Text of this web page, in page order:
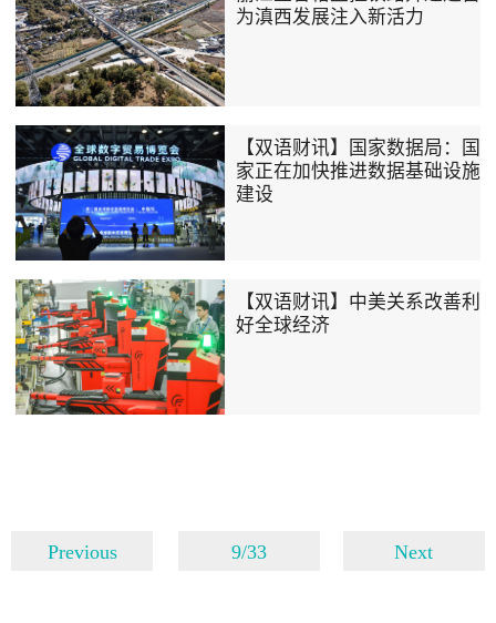
为滇西发展注入新活力
【双语财讯】国家数据局：国
家正在加快推进数据基础设施
建设
【双语财讯】中美关系改善利
好全球经济
Previous 9/33 Next